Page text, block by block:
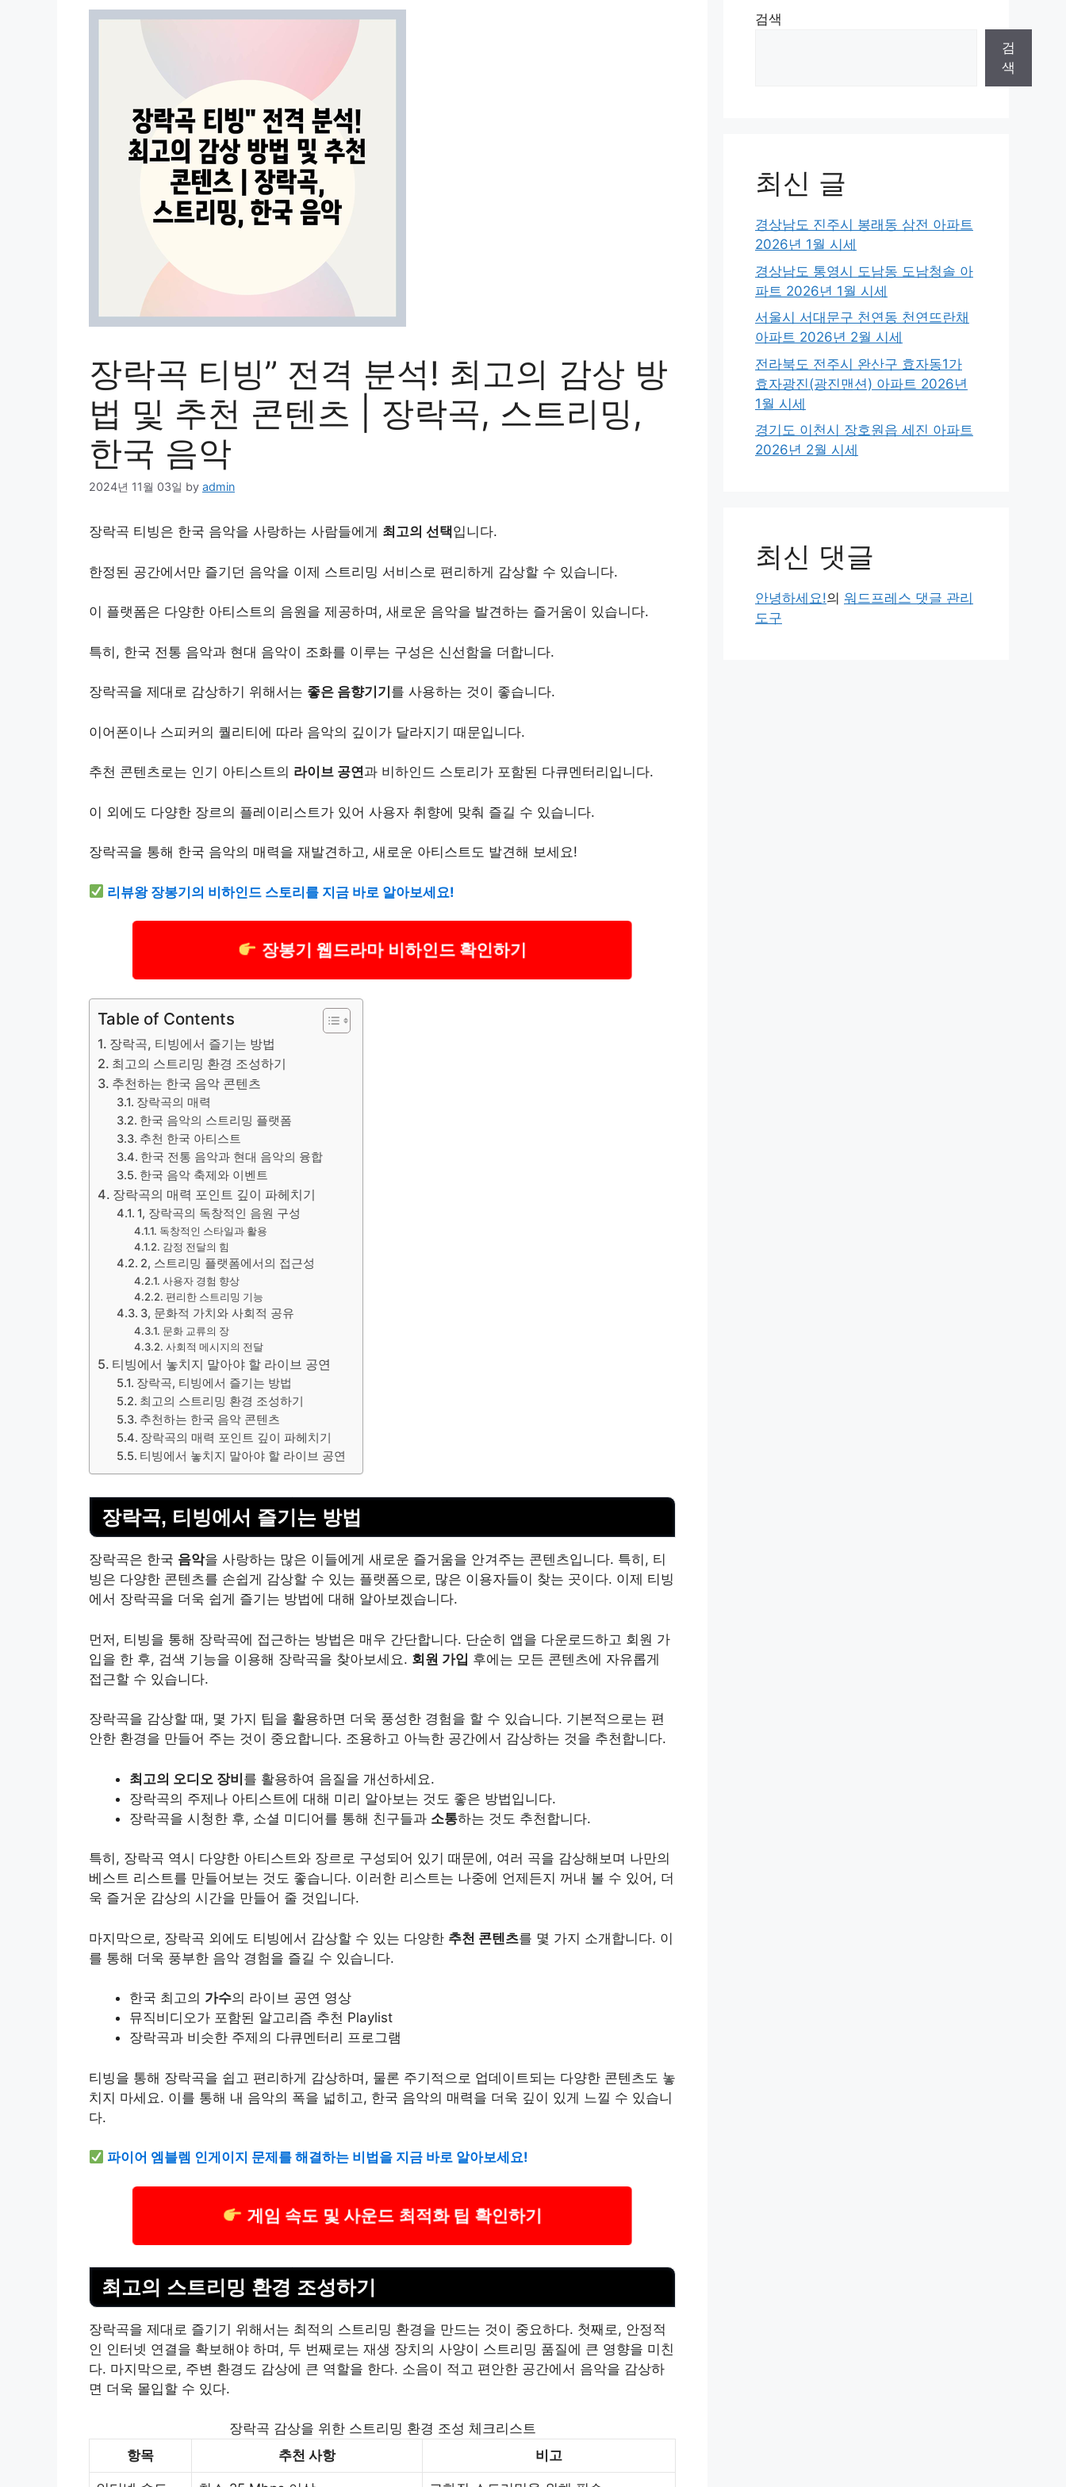
장락곡 티빙” 전격 분석! 최고의 감상 방
법 및 추천 콘텐츠 | 장락곡, 스트리밍,
한국 음악
2024년 11월 03일 by admin
장락곡 티빙은 한국 음악을 사랑하는 사람들에게 최고의 선택입니다.
한정된 공간에서만 즐기던 음악을 이제 스트리밍 서비스로 편리하게 감상할 수 있습니다.
이 플랫폼은 다양한 아티스트의 음원을 제공하며, 새로운 음악을 발견하는 즐거움이 있습니다.
특히, 한국 전통 음악과 현대 음악이 조화를 이루는 구성은 신선함을 더합니다.
장락곡을 제대로 감상하기 위해서는 좋은 음향기기 를 사용하는 것이 좋습니다.
이어폰이나 스피커의 퀄리티에 따라 음악의 깊이가 달라지기 때문입니다.
추천 콘텐츠로는 인기 아티스트의 라이브 공연과 비하인드 스토리가 포함된 다큐멘터리입니다.
이 외에도 다양한 장르의 플레이리스트가 있어 사용자 취향에 맞춰 즐길 수 있습니다.
장락곡을 통해 한국 음악의 매력을 재발견하고, 새로운 아티스트도 발견해 보세요!
리뷰왕 장봉기의 비하인드 스토리를 지금 바로 알아보세요!
장봉기 웹드라마 비하인드 확인하기
Table of Contents
장락곡, 티빙에서 즐기는 방법
최고의 스트리밍 환경 조성하기
추천하는 한국 음악 콘텐츠
장락곡의 매력
한국 음악의 스트리밍 플랫폼
추천 한국 아티스트
한국 전통 음악과 현대 음악의 융합
한국 음악 축제와 이벤트
장락곡의 매력 포인트 깊이 파헤치기
1, 장락곡의 독창적인 음원 구성
독창적인 스타일과 활용
감정 전달의 힘
2, 스트리밍 플랫폼에서의 접근성
사용자 경험 향상
편리한 스트리밍 기능
3, 문화적 가치와 사회적 공유
문화 교류의 장
사회적 메시지의 전달
티빙에서 놓치지 말아야 할 라이브 공연
장락곡, 티빙에서 즐기는 방법
최고의 스트리밍 환경 조성하기
추천하는 한국 음악 콘텐츠
장락곡의 매력 포인트 깊이 파헤치기
티빙에서 놓치지 말아야 할 라이브 공연
장락곡, 티빙에서 즐기는 방법
장락곡은 한국 음악을 사랑하는 많은 이들에게 새로운 즐거움을 안겨주는 콘텐츠입니다. 특히, 티
빙은 다양한 콘텐츠를 손쉽게 감상할 수 있는 플랫폼으로, 많은 이용자들이 찾는 곳이다. 이제 티빙
에서 장락곡을 더욱 쉽게 즐기는 방법에 대해 알아보겠습니다.
먼저, 티빙을 통해 장락곡에 접근하는 방법은 매우 간단합니다. 단순히 앱을 다운로드하고 회원 가
입을 한 후, 검색 기능을 이용해 장락곡을 찾아보세요. 회원 가입 후에는 모든 콘텐츠에 자유롭게
접근할 수 있습니다.
장락곡을 감상할 때, 몇 가지 팁을 활용하면 더욱 풍성한 경험을 할 수 있습니다. 기본적으로는 편
안한 환경을 만들어 주는 것이 중요합니다. 조용하고 아늑한 공간에서 감상하는 것을 추천합니다.
최고의 오디오 장비를 활용하여 음질을 개선하세요.
장락곡의 주제나 아티스트에 대해 미리 알아보는 것도 좋은 방법입니다.
장락곡을 시청한 후, 소셜 미디어를 통해 친구들과 소통하는 것도 추천합니다.
특히, 장락곡 역시 다양한 아티스트와 장르로 구성되어 있기 때문에, 여러 곡을 감상해보며 나만의
베스트 리스트를 만들어보는 것도 좋습니다. 이러한 리스트는 나중에 언제든지 꺼내 볼 수 있어, 더
욱 즐거운 감상의 시간을 만들어 줄 것입니다.
마지막으로, 장락곡 외에도 티빙에서 감상할 수 있는 다양한 추천 콘텐츠를 몇 가지 소개합니다. 이
를 통해 더욱 풍부한 음악 경험을 즐길 수 있습니다.
한국 최고의 가수의 라이브 공연 영상
뮤직비디오가 포함된 알고리즘 추천 Playlist
장락곡과 비슷한 주제의 다큐멘터리 프로그램
티빙을 통해 장락곡을 쉽고 편리하게 감상하며, 물론 주기적으로 업데이트되는 다양한 콘텐츠도 놓
치지 마세요. 이를 통해 내 음악의 폭을 넓히고, 한국 음악의 매력을 더욱 깊이 있게 느낄 수 있습니
다.
파이어 엠블렘 인게이지 문제를 해결하는 비법을 지금 바로 알아보세요!
게임 속도 및 사운드 최적화 팁 확인하기
최고의 스트리밍 환경 조성하기
장락곡을 제대로 즐기기 위해서는 최적의 스트리밍 환경을 만드는 것이 중요하다. 첫째로, 안정적
인 인터넷 연결을 확보해야 하며, 두 번째로는 재생 장치의 사양이 스트리밍 품질에 큰 영향을 미친
다. 마지막으로, 주변 환경도 감상에 큰 역할을 한다. 소음이 적고 편안한 공간에서 음악을 감상하
면 더욱 몰입할 수 있다.
장락곡 감상을 위한 스트리밍 환경 조성 체크리스트
항목
추천 사항 비고
검색
검
색
최신 글
경상남도 진주시 봉래동 삼전 아파트
2026년 1월 시세
경상남도 통영시 도남동 도남청솔 아
파트 2026년 1월 시세
서울시 서대문구 천연동 천연뜨란채
아파트 2026년 2월 시세
전라북도 전주시 완산구 효자동1가
효자광진(광진맨션) 아파트 2026년
1월 시세
경기도 이천시 장호원읍 세진 아파트
2026년 2월 시세
최신 댓글
안녕하세요!의 워드프레스 댓글 관리
도구